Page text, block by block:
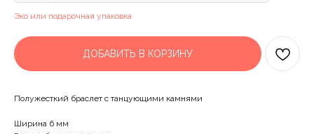
Эко или подарочная упаковка
ДОБАВИТЬ В КОРЗИНУ
Полужесткий браслет с танцующими камнями
Ширина 6 мм